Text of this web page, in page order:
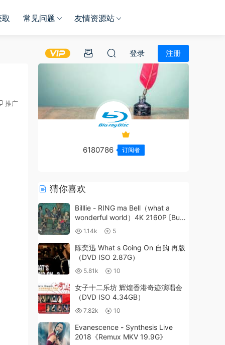
常见问题 友情资源站
登录 注册
推广
6180786 订阅者
猜你喜欢
Billlie - RING ma Bell（what a
wonderful world）4K 2160P [Bugs
MP4 3.5GB]
1.14k 5
陈奕迅 What s Going On 自购 再版
（DVD ISO 2.87G）
5.81k 10
女子十二乐坊 辉煌香港奇迹演唱会
（DVD ISO 4.34GB）
7.82k 10
Evanescence - Synthesis Live
2018《Remux MKV 19.9G》